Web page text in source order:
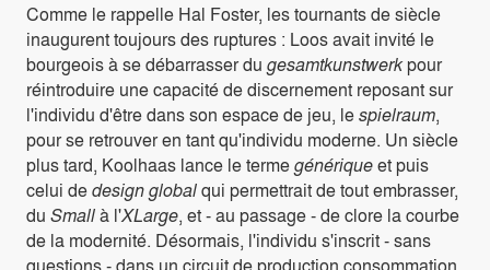
Comme le rappelle Hal Foster, les tournants de siècle
inaugurent toujours des ruptures : Loos avait invité le
bourgeois à se débarrasser du gesamtkunstwerkpour
réintroduire une capacité de discernement reposant sur
l'individu d'être dans son espace de jeu, lespielraum,
pour se retrouver en tant qu'individu moderne. Un siècle
plus tard, Koolhaas lance le termegénériqueet puis
celui dedesign globalqui permettrait de tout embrasser,
du Smallà l'XLarge, et - au passage - de clore la courbe
de la modernité. Désormais, l'individu s'inscrit - sans
questions - dans un circuit de production consommation